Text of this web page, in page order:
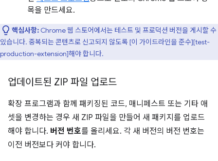
목을 만드세요.
핵심사항: Chrome 웹 스토어에서는 테스트 및 프로덕션 버전을 게시할 수
있습니다. 중복되는 콘텐츠로 신고되지 않도록 [이 가이드라인을 준수][test-
production-extension]해야 합니다.
업데이트된 ZIP 파일 업로드
확장 프로그램과 함께 패키징된 코드, 매니페스트 또는 기타 애
셋을 변경하는 경우 새 ZIP 파일을 만들어 새 패키지를 업로드
해야 합니다. 버전 번호를 올리세요. 각 새 버전의 버전 번호는
이전 버전보다 커야 합니다.